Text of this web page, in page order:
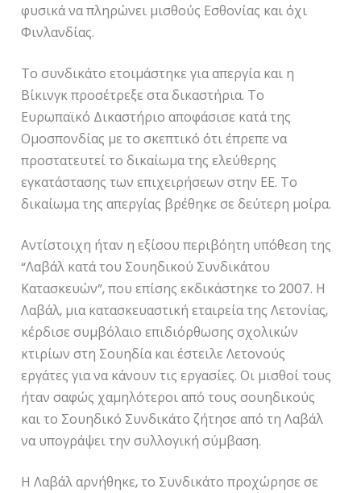
φυσικά να πληρώνει μισθούς Εσθονίας και όχι
Φινλανδίας.
Το συνδικάτο ετοιμάστηκε για απεργία και η
Βίκινγκ προσέτρεξε στα δικαστήρια. Το
Ευρωπαϊκό Δικαστήριο αποφάσισε κατά της
Ομοσπονδίας με το σκεπτικό ότι έπρεπε να
προστατευτεί το δικαίωμα της ελεύθερης
εγκατάστασης των επιχειρήσεων στην ΕΕ. Το
δικαίωμα της απεργίας βρέθηκε σε δεύτερη μοίρα.
Αντίστοιχη ήταν η εξίσου περιβόητη υπόθεση της
“Λαβάλ κατά του Σουηδικού Συνδικάτου
Κατασκευών”, που επίσης εκδικάστηκε το 2007. Η
Λαβάλ, μια κατασκευαστική εταιρεία της Λετονίας,
κέρδισε συμβόλαιο επιδιόρθωσης σχολικών
κτιρίων στη Σουηδία και έστειλε Λετονούς
εργάτες για να κάνουν τις εργασίες. Οι μισθοί τους
ήταν σαφώς χαμηλότεροι από τους σουηδικούς
και το Σουηδικό Συνδικάτο ζήτησε από τη Λαβάλ
να υπογράψει την συλλογική σύμβαση.
Η Λαβάλ αρνήθηκε, το Συνδικάτο προχώρησε σε